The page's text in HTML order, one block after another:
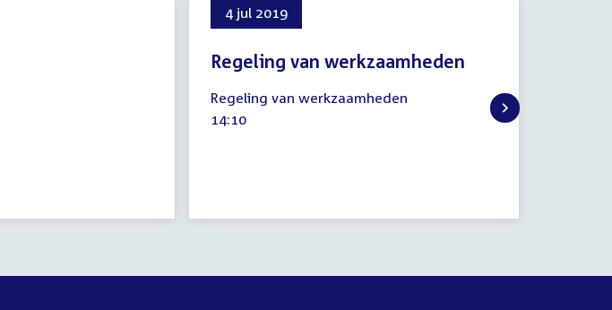
4 jul 2019
Regeling van werkzaamheden
juli
2019
Regeling van werkzaamheden
Tijd
14:10